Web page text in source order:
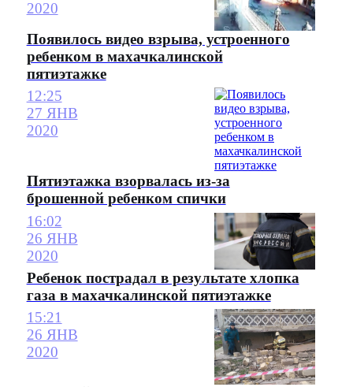
2020
Появилось видео взрыва, устроенного
ребенком в махачкалинской
пятиэтажке
12:25
27 ЯНВ
2020
Пятиэтажка взорвалась из-за
брошенной ребенком спички
16:02
26 ЯНВ
2020
Ребенок пострадал в результате хлопка
газа в махачкалинской пятиэтажке
15:21
26 ЯНВ
2020